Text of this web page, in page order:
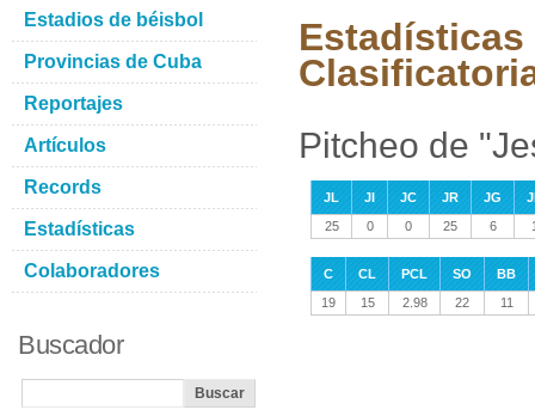
Estadísticas
Pitcheo de
JL JI JC JR JG
25
0 0 25 6
C CL PCL SO
BB
19
15 2.98 22 11
Estadios de béisbol
Provincias de Cuba
Reportajes
Artículos
Records
Estadísticas
Colaboradores
Buscador